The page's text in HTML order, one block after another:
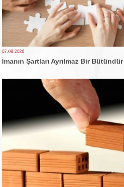
07.08.2026
İmanın Şartları Ayrılmaz Bir Bütündür